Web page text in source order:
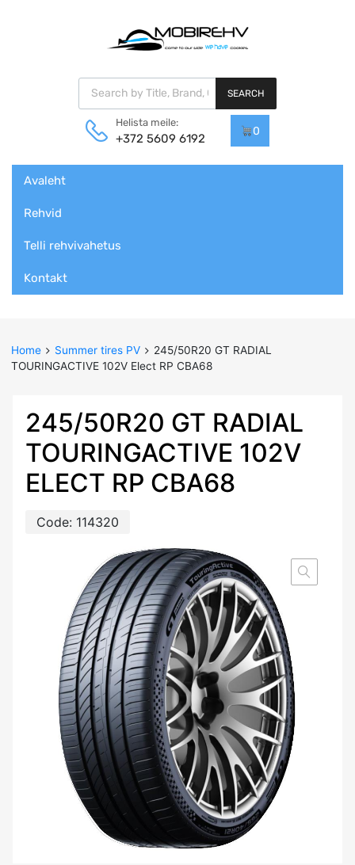
Products search
SEARCH
Helista meile:
+372 5609 6192
0
content
Avaleht
Rehvid
Telli rehvivahetus
Kontakt
Home Summer tires PV
245/50R20 GT RADIAL
TOURINGACTIVE 102V Elect RP CBA68
245/50R20 GT RADIAL
TOURINGACTIVE 102V
ELECT RP CBA68
Code: 114320